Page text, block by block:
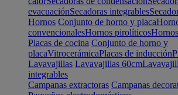
evacuaciónSecadoras integrables
Hornos Conjunto de horno y placa
convencionalesHornos pirolíticos
Placas de cocina Conjunto de horno y
placaVitrocerámicaPlacas de inducción
Lavavajillas Lavavajillas 60cm
integrables
Campanas extractoras Campanas